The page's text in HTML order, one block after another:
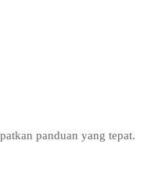
panduan yang tepat.